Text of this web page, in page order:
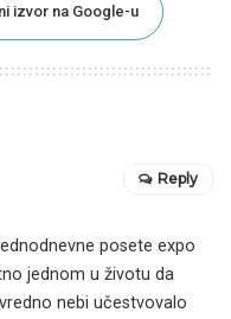
izvor na Google-u
posete expo
jednom u životu da
nebi učestvovalo
Reply